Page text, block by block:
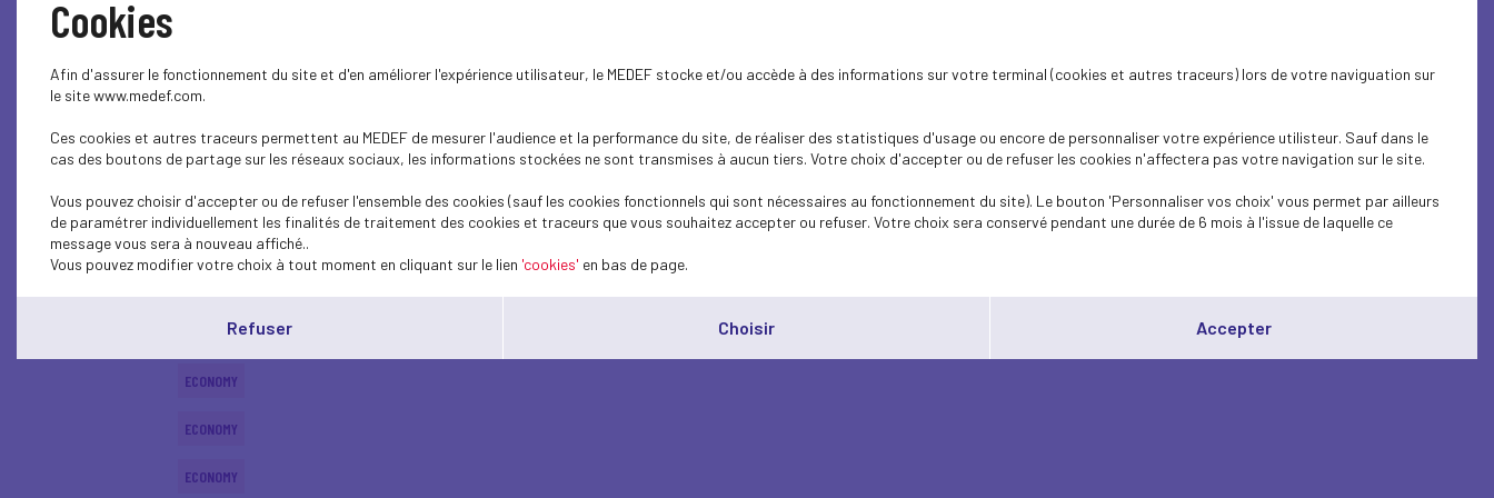
ECONOMY
ECONOMY
ECONOMY
ECONOMY
ECONOMY
ECONOMY
ECONOMY
Cookies
Afin d'assurer le fonctionnement du site et d'en améliorer l'expérience utilisateur, le MEDEF stocke et/ou accède à des informations sur votre terminal (cookies et autres traceurs) lors de votre naviguation sur
le site www.medef.com.
Ces cookies et autres traceurs permettent au MEDEF de mesurer l'audience et la performance du site, de réaliser des statistiques d'usage ou encore de personnaliser votre expérience utilisteur. Sauf dans le
cas des boutons de partage sur les réseaux sociaux, les informations stockées ne sont transmises à aucun tiers. Votre choix d'accepter ou de refuser les cookies n'affectera pas votre navigation sur le site.
Vous pouvez choisir d'accepter ou de refuser l'ensemble des cookies (sauf les cookies fonctionnels qui sont nécessaires au fonctionnement du site). Le bouton 'Personnaliser vos choix' vous permet par ailleurs
de paramétrer individuellement les finalités de traitement des cookies et traceurs que vous souhaitez accepter ou refuser. Votre choix sera conservé pendant une durée de 6 mois à l'issue de laquelle ce
message vous sera à nouveau affiché..
Vous pouvez modifier votre choix à tout moment en cliquant sur le lien 'cookies' en bas de page.
Refuser Choisir Accepter